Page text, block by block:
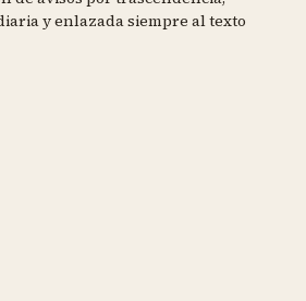
y enlazada siempre al texto